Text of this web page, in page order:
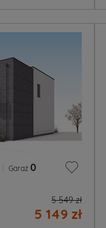
Garaż 0
5 549 zł
5 149 zł